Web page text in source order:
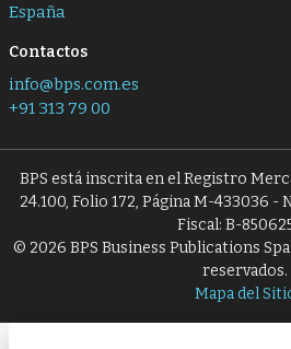
España
Contactos
info@bps.com.es
+91 313 79 00
BPS está inscrita en el Registro
24.100, Folio 172, Página M-433036
Fiscal: B-
© 2026 BPS Business Publications
reservados.
Mapa del